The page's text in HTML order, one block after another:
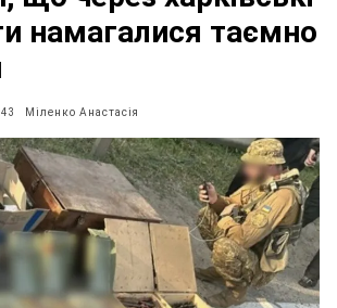
намагалися таємно
Міленко Анастасія